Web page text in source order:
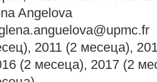
Angelova
2011 (2 месеца),
(2 месеца), 2017 (2